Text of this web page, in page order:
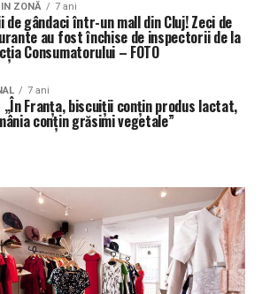
ZONĂ 7 ani
de gândaci într-un mall din Cluj! Zeci de
au fost închise de inspectorii de la
Consumatorului – FOTO
7 ani
„În Franţa, biscuiţii conţin produs lactat,
conţin grăsimi vegetale”